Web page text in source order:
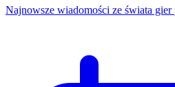
Najnowsze wiadomości ze świata gier